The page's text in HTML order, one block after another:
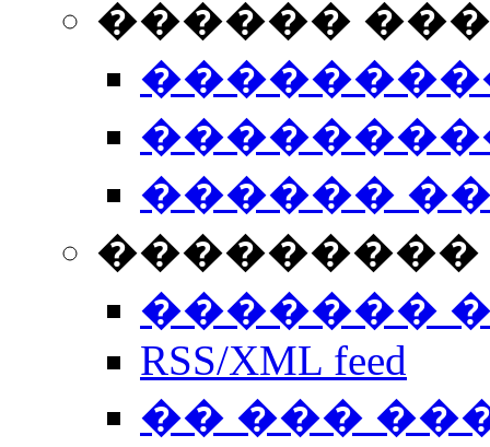
������
������
���������
�������
RSS/XML feed
�� ���